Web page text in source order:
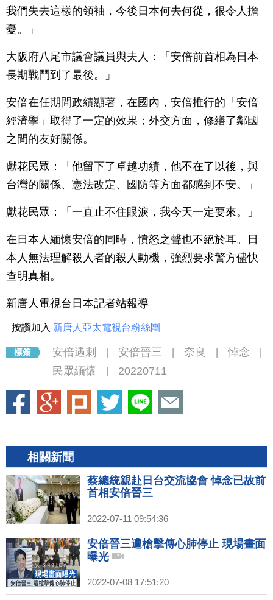
我們失去這樣的領袖，今後日本何去何從，很令人擔
憂。」
大阪府八尾市議會議員與夫人：「安倍前首相為日本
長期戰鬥到了最後。」
安倍在任期間政績顯著，在國內，安倍推行的「安倍
經濟學」取得了一定的效果；外交方面，修繕了鄰國
之間的友好關係。
獻花民眾：「他留下了卓越功績，他不在了以後，與
台灣的關係、憲法改定、國防等方面都感到不安。」
獻花民眾：「一直止不住眼淚，我今天一定要來。」
在日本人緬懷安倍的同時，憤怒之聲也不絕於耳。日
本人無法理解殺人者的殺人動機，強烈要求警方儘快
查明真相。
新唐人電視台日本記者站報導
按讚加入 新唐人亞太電視台粉絲團
安倍遇刺 安倍晉三 奈良 悼念
民眾緬懷 20220711
相關新聞
蔡總統親赴日台交流協會 悼念已故前
首相安倍晉三
2022-07-11 09:54:36
安倍晉三遭槍擊傳心肺停止 現場畫面
曝光
2022-07-08 17:51:20